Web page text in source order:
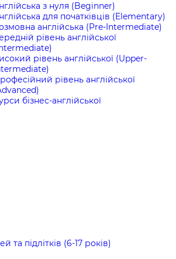
з нуля (Beginner)
для початківців (Elementary)
англійська (Pre-Intermediate)
рівень англійської
рівень англійської (Upper-
рівень англійської
бізнес-англійської
та підлітків (6-17 років)